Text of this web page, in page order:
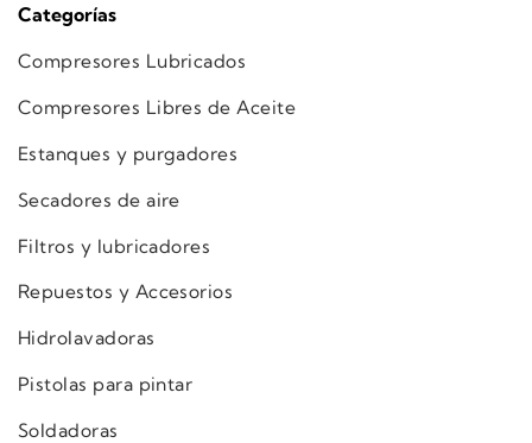
Categorías
Compresores Lubricados
Compresores Libres de Aceite
Estanques y purgadores
Secadores de aire
Filtros y lubricadores
Repuestos y Accesorios
Hidrolavadoras
Pistolas para pintar
Soldadoras